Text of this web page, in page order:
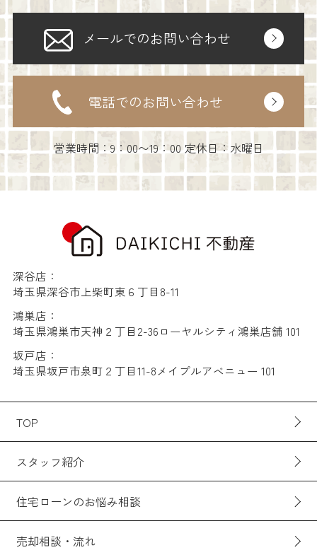
メールでのお問い合わせ
電話でのお問い合わせ
営業時間：9：00〜19：00 定休日：水曜日
深谷店：
埼玉県深谷市上柴町東６丁目8-11
鴻巣店：
埼玉県鴻巣市天神２丁目2-36ローヤルシティ鴻巣店舗 101
坂戸店：
埼玉県坂戸市泉町２丁目11-8メイプルアベニュー 101
TOP
スタッフ紹介
住宅ローンのお悩み相談
売却相談・流れ